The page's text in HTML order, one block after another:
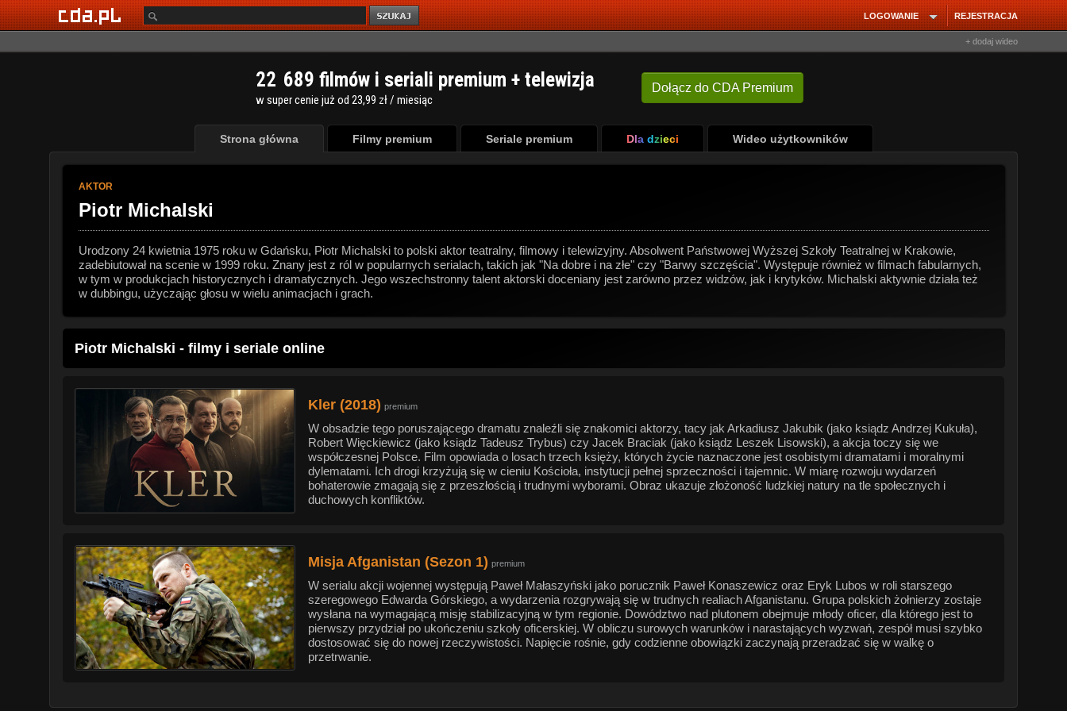
REJESTRACJA
LOGOWANIE
+ dodaj wideo
Dołącz do CDA Premium
22 689 filmów i seriali premium + telewizja
w super cenie już od 23,99 zł / miesiąc
Strona główna Filmy premium Seriale premium Dla dzieci Wideo użytkowników
AKTOR
Piotr Michalski
Urodzony 24 kwietnia 1975 roku w Gdańsku, Piotr Michalski to polski aktor teatralny, filmowy i telewizyjny. Absolwent Państwowej Wyższej Szkoły Teatralnej w Krakowie,
zadebiutował na scenie w 1999 roku. Znany jest z ról w popularnych serialach, takich jak "Na dobre i na złe" czy "Barwy szczęścia". Występuje również w filmach fabularnych,
w tym w produkcjach historycznych i dramatycznych. Jego wszechstronny talent aktorski doceniany jest zarówno przez widzów, jak i krytyków. Michalski aktywnie działa też
w dubbingu, użyczając głosu w wielu animacjach i grach.
Piotr Michalski - filmy i seriale online
Kler (2018) premium
W obsadzie tego poruszającego dramatu znaleźli się znakomici aktorzy, tacy jak Arkadiusz Jakubik (jako ksiądz Andrzej Kukuła),
Robert Więckiewicz (jako ksiądz Tadeusz Trybus) czy Jacek Braciak (jako ksiądz Leszek Lisowski), a akcja toczy się we
współczesnej Polsce. Film opowiada o losach trzech księży, których życie naznaczone jest osobistymi dramatami i moralnymi
dylematami. Ich drogi krzyżują się w cieniu Kościoła, instytucji pełnej sprzeczności i tajemnic. W miarę rozwoju wydarzeń
bohaterowie zmagają się z przeszłością i trudnymi wyborami. Obraz ukazuje złożoność ludzkiej natury na tle społecznych i
duchowych konfliktów.
Misja Afganistan (Sezon 1) premium
W serialu akcji wojennej występują Paweł Małaszyński jako porucznik Paweł Konaszewicz oraz Eryk Lubos w roli starszego
szeregowego Edwarda Górskiego, a wydarzenia rozgrywają się w trudnych realiach Afganistanu. Grupa polskich żołnierzy zostaje
wysłana na wymagającą misję stabilizacyjną w tym regionie. Dowództwo nad plutonem obejmuje młody oficer, dla którego jest to
pierwszy przydział po ukończeniu szkoły oficerskiej. W obliczu surowych warunków i narastających wyzwań, zespół musi szybko
dostosować się do nowej rzeczywistości. Napięcie rośnie, gdy codzienne obowiązki zaczynają przeradzać się w walkę o
przetrwanie.